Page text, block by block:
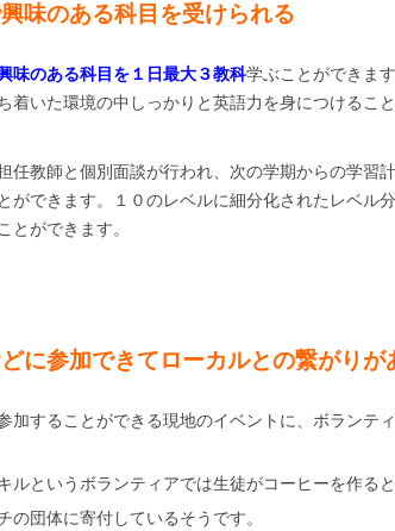
味のある科目を受けられる
味のある科目を１日最大３教科学ぶことができま
着いた環境の中しっかりと英語力を身につけること
任教師と個別面談が行われ、次の学期からの学習
ができます。１０のレベルに細分化されたレベル
とができます。
に参加できてローカルとの繋がりが
加することができる現地のイベントに、ボランテ
ルというボランティアでは生徒がコーヒーを作る
の団体に寄付しているそうです。